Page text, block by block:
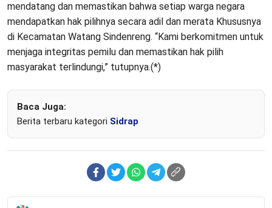
mendatang dan memastikan bahwa setiap warga negara
mendapatkan hak pilihnya secara adil dan merata Khususnya
di Kecamatan Watang Sindenreng. “Kami berkomitmen untuk
menjaga integritas pemilu dan memastikan hak pilih
masyarakat terlindungi,” tutupnya.(*)
Baca Juga:
Berita terbaru kategori Sidrap